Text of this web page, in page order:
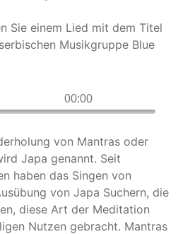
Sie einem Lied mit dem Titel
Musikgruppe Blue
00:00
von Mantras oder
Japa genannt. Seit
haben das Singen von
von Japa Suchern, die
diese Art der Meditation
Nutzen gebracht. Mantras